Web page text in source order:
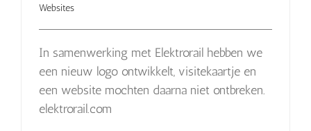
Websites
In samenwerking met Elektrorail hebben we
een nieuw logo ontwikkelt, visitekaartje en
een website mochten daarna niet ontbreken.
elektrorail.com